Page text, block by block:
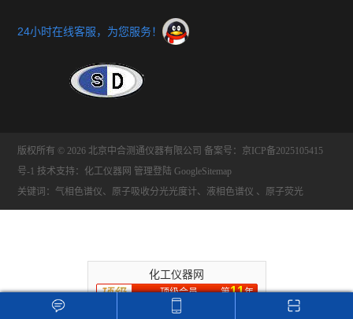
24小时在线客服，为您服务！
版权所有 © 2026 北京中合测通仪器有限公司 备案号：京ICP备2025105415
号-1 技术支持： 化工仪器网 管理登陆 GoogleSitemap
关键词：气相色谱仪、原子吸收分光光度计、液相色谱仪 、原子荧光
化工仪器网
顶级会员 第11年
推荐收藏该企业网站